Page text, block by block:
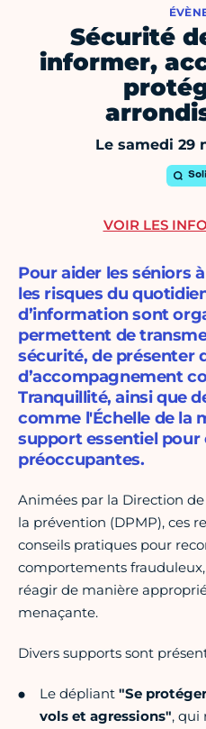
Sécurité
informer,
Le samedi 29
Pour aider les séniors
les risques du
d’information sont
permettent de
sécurité, de présenter
d’accompagnement
Tranquillité, ainsi que
comme l'Échelle de la
support essentiel pour
préoccupantes.
Animées par la Direction
la prévention (DPMP), ces
conseils pratiques pour
comportements
réagir de manière
menaçante.
Divers supports sont
Le dépliant "Se
vols et agressions", qui
VOIR LES